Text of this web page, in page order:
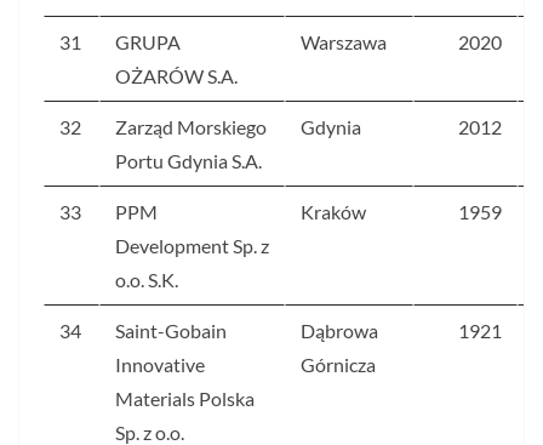
31
GRUPA
OŻARÓW S.A.
Warszawa 2020
32
Zarząd Morskiego
Portu Gdynia S.A.
Gdynia 2012
33
PPM
Development Sp. z
o.o. S.K.
Kraków 1959
34
Saint-Gobain
Innovative
Materials Polska
Sp. z o.o.
Dąbrowa
Górnicza
1921